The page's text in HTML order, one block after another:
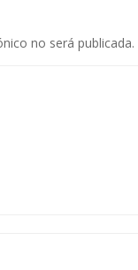
no será publicada.